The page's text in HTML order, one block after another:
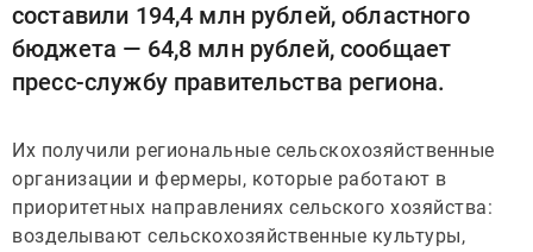
составили 194,4 млн рублей, областного
бюджета — 64,8 млн рублей, сообщает
пресс-службу правительства региона.
Их получили региональные сельскохозяйственные
организации и фермеры, которые работают в
приоритетных направлениях сельского хозяйства:
возделывают сельскохозяйственные культуры,